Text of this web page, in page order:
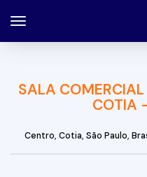
SALA
COTIA
Centro, Cotia, São Paulo,